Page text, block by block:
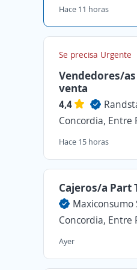
Hace 11 horas
Se precisa Urgente
Vendedores/
venta
4,4
Concordia, Entre
Hace 15 horas
Cajeros/a Part
Maxiconsumo
Concordia, Entre
Ayer